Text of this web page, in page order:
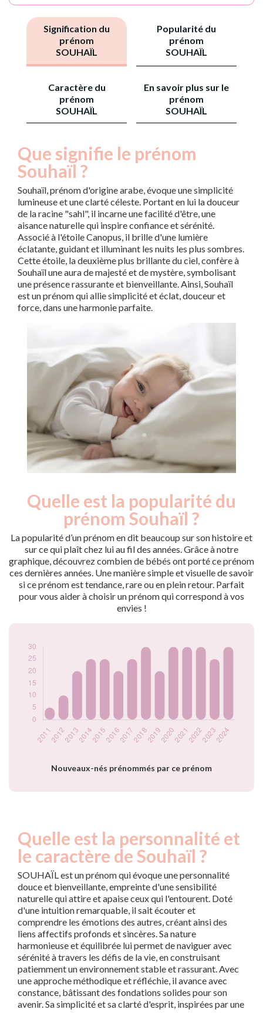
Signification du
prénom
SOUHAÏL
Popularité du
prénom
SOUHAÏL
Caractère du
prénom
SOUHAÏL
En savoir plus sur le
prénom
SOUHAÏL
Que signifie le prénom
Souhaïl ?
Souhaïl, prénom d'origine arabe, évoque une simplicité
lumineuse et une clarté céleste. Portant en lui la douceur
de la racine "sahl", il incarne une facilité d'être, une
aisance naturelle qui inspire confiance et sérénité.
Associé à l'étoile Canopus, il brille d'une lumière
éclatante, guidant et illuminant les nuits les plus sombres.
Cette étoile, la deuxième plus brillante du ciel, confère à
Souhaïl une aura de majesté et de mystère, symbolisant
une présence rassurante et bienveillante. Ainsi, Souhaïl
est un prénom qui allie simplicité et éclat, douceur et
force, dans une harmonie parfaite.
Quelle est la popularité du
prénom Souhaïl ?
La popularité d’un prénom en dit beaucoup sur son histoire et
sur ce qui plaît chez lui au fil des années. Grâce à notre
graphique, découvrez combien de bébés ont porté ce prénom
ces dernières années. Une manière simple et visuelle de savoir
si ce prénom est tendance, rare ou en plein retour. Parfait
pour vous aider à choisir un prénom qui correspond à vos
envies !
Nouveaux-nés prénommés par ce prénom
Popularité du
prénom Souhaïl par
Année
Nouveaux-
nés
2012
10
2013
20
2014
25
2015
25
2016
20
2017
25
2021
2023
2024
Quelle est la personnalité et
le caractère de Souhaïl ?
SOUHAÏL est un prénom qui évoque une personnalité
douce et bienveillante, empreinte d'une sensibilité
naturelle qui attire et apaise ceux qui l'entourent. Doté
d'une intuition remarquable, il sait écouter et
comprendre les émotions des autres, créant ainsi des
liens affectifs profonds et sincères. Sa nature
harmonieuse et équilibrée lui permet de naviguer avec
sérénité à travers les défis de la vie, en construisant
patiemment un environnement stable et rassurant. Avec
une approche méthodique et réfléchie, il avance avec
constance, bâtissant des fondations solides pour son
avenir. Sa simplicité et sa clarté d'esprit, inspirées par une